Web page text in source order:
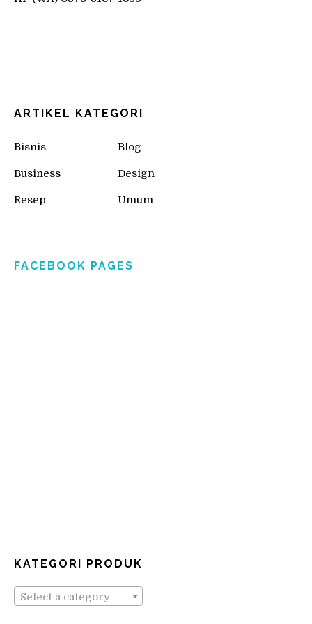
ARTIKEL KATEGORI
Bisnis Blog
Business Design
Resep Umum
FACEBOOK PAGES
KATEGORI PRODUK
Select a category